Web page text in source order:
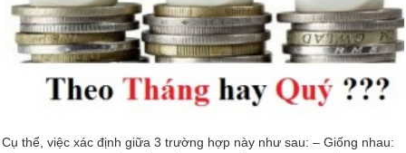
Cụ thể, việc xác định giữa 3 trường hợp này như sau: – Giống nhau: